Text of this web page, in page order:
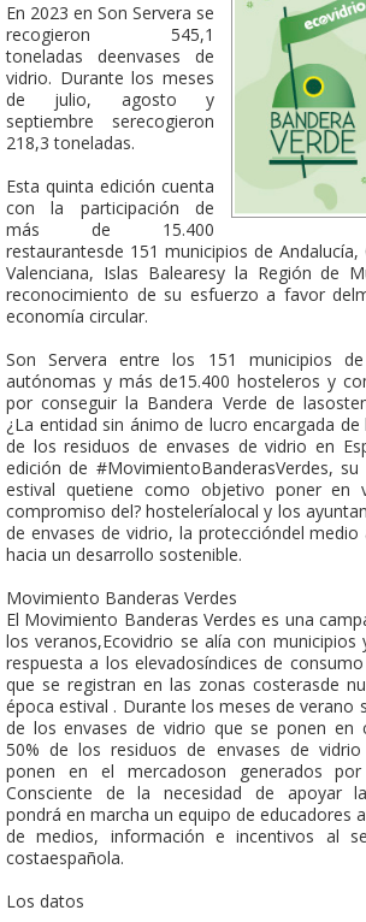
En 2023 en Son Servera se
recogieron 545,1
toneladas deenvases de
vidrio. Durante los meses
de julio, agosto y
septiembre serecogieron
218,3 toneladas.
Esta quinta edición cuenta
con la participación de
más de 15.400
restaurantesde 151 municipios de Andalucía,
Valenciana, Islas Balearesy la Región de
reconocimiento de su esfuerzo a favor
economía circular.
Son Servera entre los 151 municipios
autónomas y más de15.400 hosteleros y
por conseguir la Bandera Verde de
¿La entidad sin ánimo de lucro encargada
de los residuos de envases de vidrio en
edición de #MovimientoBanderasVerdes,
estival quetiene como objetivo poner en
compromiso del? hosteleríalocal y los
de envases de vidrio, la proteccióndel
hacia un desarrollo sostenible.
Movimiento Banderas Verdes
El Movimiento Banderas Verdes es una
los veranos,Ecovidrio se alía con
respuesta a los elevadosíndices de
que se registran en las zonas costerasde
época estival . Durante los meses de verano
de los envases de vidrio que se ponen en
50% de los residuos de envases de vidrio
ponen en el mercadoson generados
Consciente de la necesidad de apoyar
pondrá en marcha un equipo de educadores
de medios, información e incentivos al
costaespañola.
Los datos